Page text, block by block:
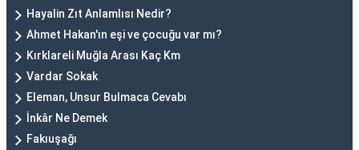
Hayalin Zıt Anlamlısı Nedir?
Ahmet Hakan'ın eşi ve çocuğu var mı?
Kırklareli Muğla Arası Kaç Km
Vardar Sokak
Eleman, Unsur Bulmaca Cevabı
İnkâr Ne Demek
Fakıuşağı